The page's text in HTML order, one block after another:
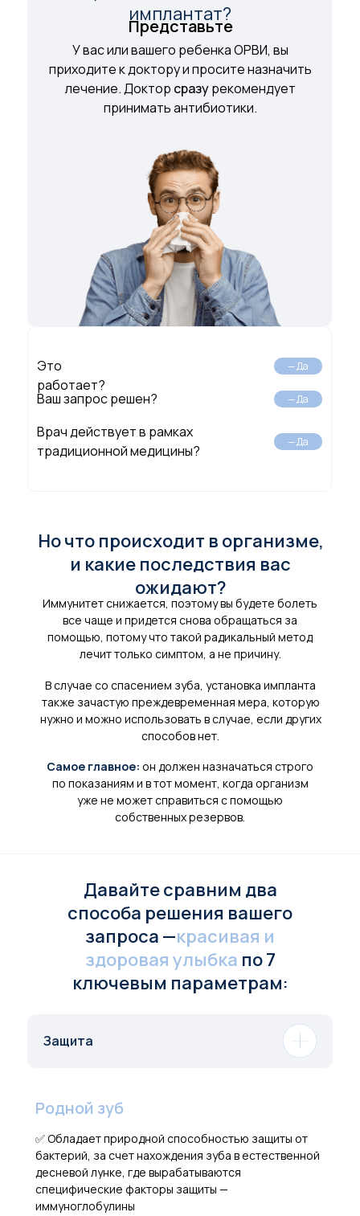
Ваш запрос решен? — Да
Врач действует в рамках
традиционной медицины?
— Да
Это
работает?
— Да
У вас или вашего ребенка ОРВИ, вы
приходите к доктору и просите назначить
лечение. Доктор cразурекомендует
принимать антибиотики.
Представьте
Давайте сравним два
способа решения вашего
запроса —красивая и
здоровая улыбка по 7
ключевым параметрам:
Но что происходит в организме,
и какие последствия вас
ожидают?
имплантат?
В случае со спасением зуба, установка импланта
также зачастую преждевременная мера, которую
нужно и можно использовать в случае, если других
способов нет.
Самое главное: он должен назначаться строго
по показаниям и в тот момент, когда организм
уже не может справиться с помощью
собственных резервов.
Иммунитет снижается, поэтому вы будете болеть
все чаще и придется снова обращаться за
помощью, потому что такой радикальный метод
лечит только симптом, а не причину.
Защита
Родной зуб
✅ Обладает природной способностью защиты от
бактерий, за счет нахождения зуба в естественной
десневой лунке, где вырабатываются
специфические факторы защиты —
иммуноглобулины